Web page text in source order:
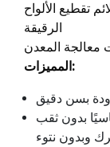
تقطيع الألواح
الرقيقة
معالجة المعدن
المميزات:
بسن دقيق
بدون ثقب
وبدون نتوء